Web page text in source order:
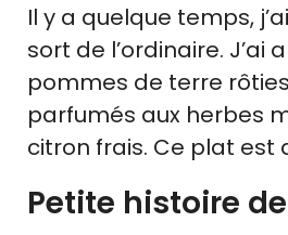
Il y a quelque temps,
sort de l’ordinaire.
pommes de terre
parfumés aux herbes
citron frais. Ce plat est
Petite histoire